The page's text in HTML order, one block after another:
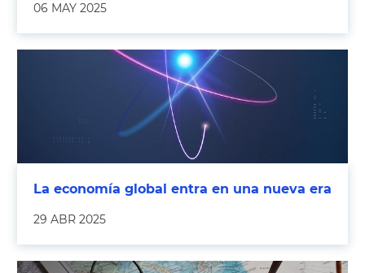
06 MAY 2025
La economía global entra en una nueva era
29 ABR 2025